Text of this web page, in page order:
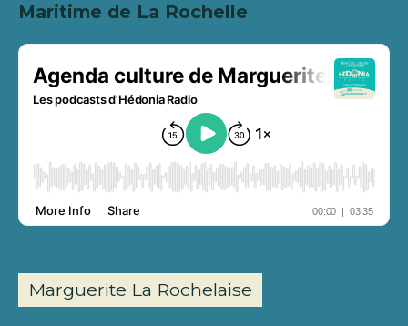
Maritime de La Rochelle
Marguerite La Rochelaise